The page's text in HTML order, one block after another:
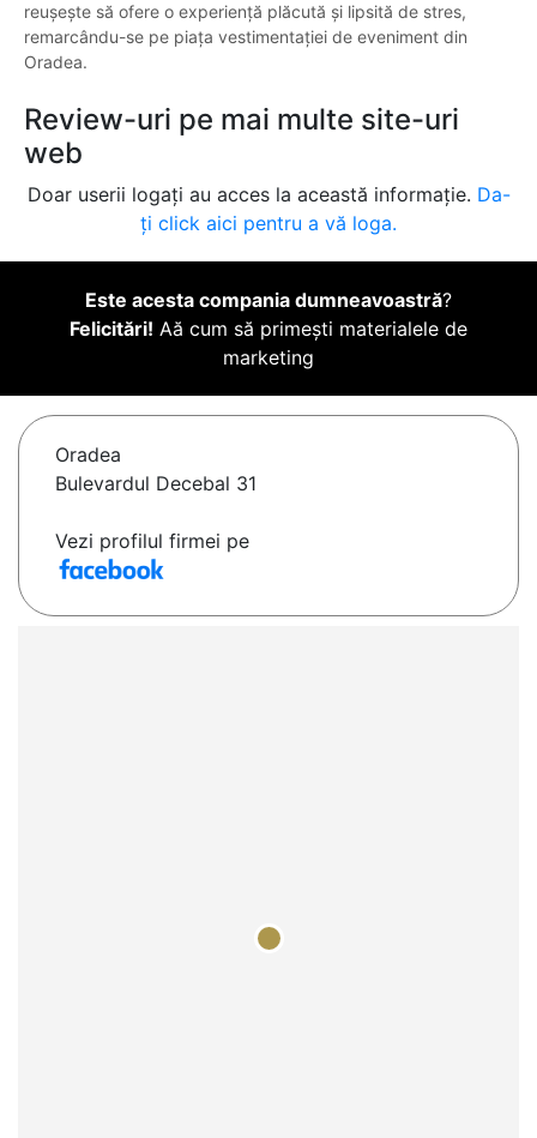
reușește să ofere o experiență plăcută și lipsită de stres,
remarcându-se pe piața vestimentației de eveniment din
Oradea.
Review-uri pe mai multe site-uri
web
Doar userii logați au acces la această informație. Da-
ți click aici pentru a vă loga.
Este acesta compania dumneavoastră?
Felicitări! Aă cum să primești materialele de
marketing
Oradea
Bulevardul Decebal 31
Vezi profilul firmei pe